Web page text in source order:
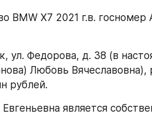
Любовь Вячеславовна),
рублей.
является